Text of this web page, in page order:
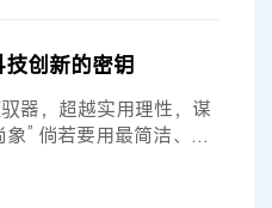
为，国防专利的解密只是
国防
知识产权得不到保
技术是天方夜谭
技创新的密钥
器，超越实用理性，谋
” 倘若要用最简洁、最
思想的精髓与要诀的
之间的关联，即“道”与